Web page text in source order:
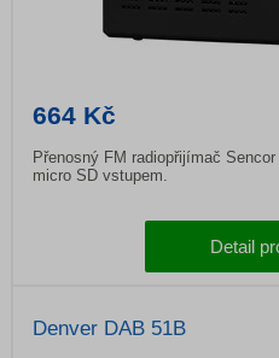
664 Kč
Přenosný FM radiopřijímač
micro SD vstupem.
Detail
Denver DAB 51B